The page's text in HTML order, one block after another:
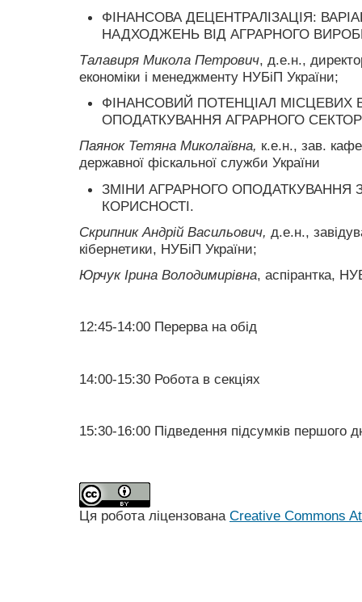
ФІНАНСОВА ДЕЦЕНТРАЛІЗАЦІЯ:
НАДХОДЖЕНЬ ВІД АГРАРНОГО
Талавиря Микола Петрович, д.е.н.,
економіки і менеджменту НУБіП України;
ФІНАНСОВИЙ ПОТЕНЦІАЛ МІСЦЕВИХ
ОПОДАТКУВАННЯ АГРАРНОГО
Паянок Тетяна Миколаївна, к.е.н., зав.
державної фіскальної служби України
ЗМІНИ АГРАРНОГО ОПОДАТКУВАННЯ З
КОРИСНОСТІ.
Скрипник Андрій Васильович, д.е.н.,
кібернетики, НУБіП України;
Юрчук Ірина Володимирівна, аспірантка,
12:45-14:00 Перерва на обід
14:00-15:30 Робота в секціях
15:30-16:00 Підведення підсумків першого
Ця робота ліцензована Creative Commons